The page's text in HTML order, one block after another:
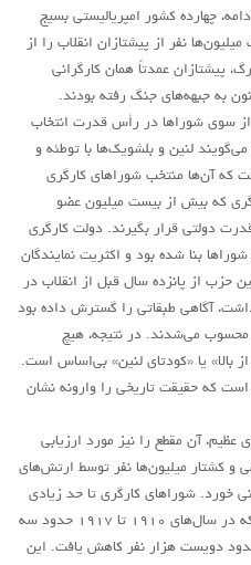
چهارده کشور امپریالیستی بسیج
نفر از پیشتازان انقلاب را از
پیشتازان عمدتاً همان کارگرانی
به جبهه‌های جنگ رفته بودند.
سوی شوراها در رأس قدرت انتخاب
لنین و بلشویک‌ها با توطئه و
که آن‌ها منتخب شوراهای کارگری
که بیش از بیست میلیون عضو
دولتی قرار بگیرند. دولت کارگری
بنا شده بود و اکثریت نمایندگان
حزب از پانزده سال قبل از انقلاب در
آگاهی طبقاتی را گسترش داده بود
محسوب می‌شدند. در نتیجه، هیچ
بالا» یا «کودتای لنین» بی‌اساس است.
که حقیقت تاریخی را وارونه نشان
عظیم، آن مقطع را نیز مورد ارزیابی
و کشتار میلیون‌ها نفر توسط ارتش‌های
خورد. شوراهای کارگری تا حد زیادی
از بین رفتند. برای مثال، جمعیت مسکو که در سال‌های ۱۹۱۰ تا ۱۹۱۷ حدود سه
حدود دویست هزار نفر کاهش یافت. این